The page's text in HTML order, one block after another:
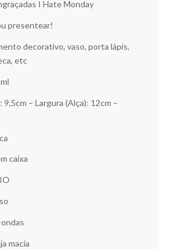
I Hate Monday
presentear!
decorativo, vaso, porta lápis,
etc
9,5cm – Largura (Alça): 12cm –
caixa
macia